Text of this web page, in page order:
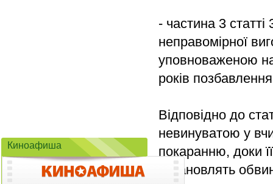
- частина 3
неправомірної
уповноваженою
років
Відповідно до
невинуватою у
покаранню, доки
встановлять
Киноафиша